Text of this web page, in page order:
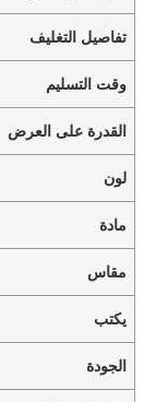
تفاصيل التغليف
وقت التسليم
القدرة على العرض
لون
مادة
مقاس
يكتب
الجودة